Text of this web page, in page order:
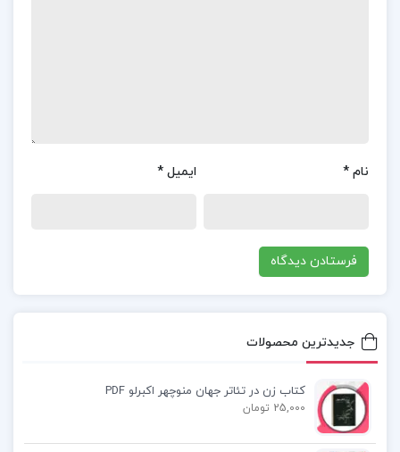
پی دی اف کتاب هیچ چیز ابدی نیست سیدنی شلدون
شلدون
کتاب پیشنهادی📚
نام * ایمیل *
جدیدترین محصولات
کتاب زن در تئاتر جهان منوچهر اکبرلو PDF
25,000 تومان